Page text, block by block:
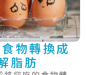
物轉換成
脂肪